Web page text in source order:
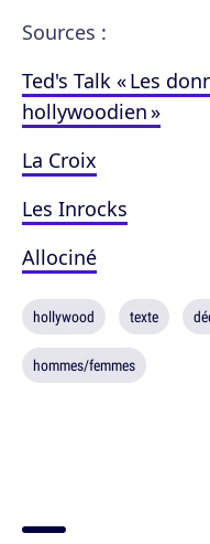
Sources :
Ted's Talk « Les
hollywoodien »
La Croix
Les Inrocks
Allociné
hollywood texte
hommes/femmes